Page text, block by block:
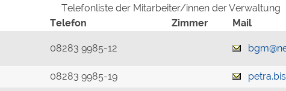
Telefonliste der Mitarbeiter/innen der Verwaltung
Telefon Zimmer
Mail
08283 9985-12
08283 9985-19